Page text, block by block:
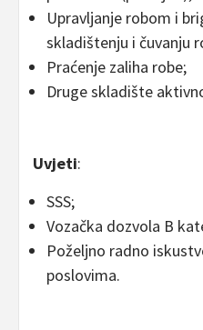
Upravljanje robom i
skladištenju i čuvanju
Praćenje zaliha robe;
Druge skladište
Uvjeti:
SSS;
Vozačka dozvola B
Poželjno radno
poslovima.